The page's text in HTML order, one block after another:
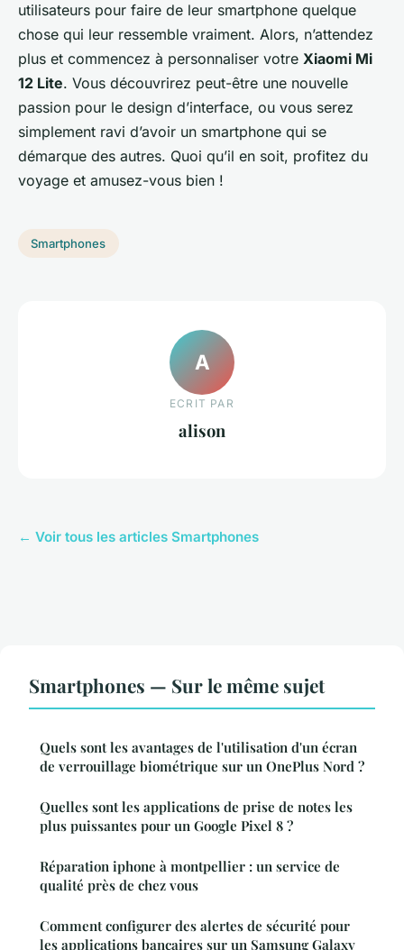
utilisateurs pour faire de leur smartphone quelque
chose qui leur ressemble vraiment. Alors, n’attendez
plus et commencez à personnaliser votre Xiaomi Mi
12 Lite. Vous découvrirez peut-être une nouvelle
passion pour le design d’interface, ou vous serez
simplement ravi d’avoir un smartphone qui se
démarque des autres. Quoi qu’il en soit, profitez du
voyage et amusez-vous bien !
Smartphones
A
ECRIT PAR
alison
← Voir tous les articles Smartphones
Smartphones — Sur le même sujet
Quels sont les avantages de l'utilisation d'un écran
de verrouillage biométrique sur un OnePlus Nord ?
Quelles sont les applications de prise de notes les
plus puissantes pour un Google Pixel 8 ?
Réparation iphone à montpellier : un service de
qualité près de chez vous
Comment configurer des alertes de sécurité pour
les applications bancaires sur un Samsung Galaxy